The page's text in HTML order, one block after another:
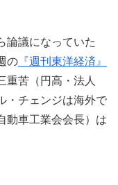
論議になっていた
の 『週刊東洋経済』
重苦（円高・法人
・チェンジは海外で
動車工業会会長）は